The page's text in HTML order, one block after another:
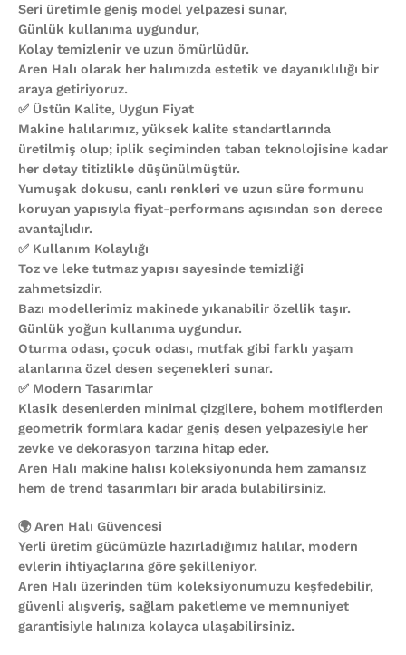
Seri üretimle geniş model yelpazesi sunar,
Günlük kullanıma uygundur,
Kolay temizlenir ve uzun ömürlüdür.
Aren Halı olarak her halımızda estetik ve dayanıklılığı bir
araya getiriyoruz.
✅ Üstün Kalite, Uygun Fiyat
Makine halılarımız, yüksek kalite standartlarında
üretilmiş olup; iplik seçiminden taban teknolojisine kadar
her detay titizlikle düşünülmüştür.
Yumuşak dokusu, canlı renkleri ve uzun süre formunu
koruyan yapısıyla fiyat-performans açısından son derece
avantajlıdır.
✅ Kullanım Kolaylığı
Toz ve leke tutmaz yapısı sayesinde temizliği
zahmetsizdir.
Bazı modellerimiz makinede yıkanabilir özellik taşır.
Günlük yoğun kullanıma uygundur.
Oturma odası, çocuk odası, mutfak gibi farklı yaşam
alanlarına özel desen seçenekleri sunar.
✅ Modern Tasarımlar
Klasik desenlerden minimal çizgilere, bohem motiflerden
geometrik formlara kadar geniş desen yelpazesiyle her
zevke ve dekorasyon tarzına hitap eder.
Aren Halı makine halısı koleksiyonunda hem zamansız
hem de trend tasarımları bir arada bulabilirsiniz.
🌍 Aren Halı Güvencesi
Yerli üretim gücümüzle hazırladığımız halılar, modern
evlerin ihtiyaçlarına göre şekilleniyor.
Aren Halı üzerinden tüm koleksiyonumuzu keşfedebilir,
güvenli alışveriş, sağlam paketleme ve memnuniyet
garantisiyle halınıza kolayca ulaşabilirsiniz.